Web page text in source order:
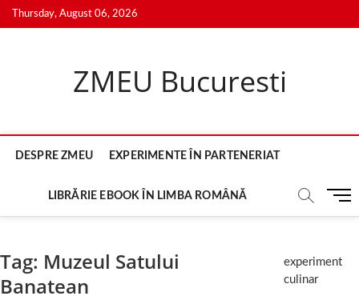
Skip
to
Thursday, August 06, 2026
ZMEU Bucuresti
DESPRE ZMEU EXPERIMENTE ÎN PARTENERIAT
LIBRĂRIE EBOOK ÎN LIMBA ROMÂNĂ
M
B
Tag: Muzeul Satului
Banatean
experiment
culinar